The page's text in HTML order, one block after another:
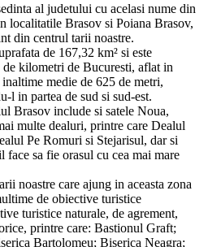
al judetului cu acelasi nume din
localitatile Brasov si Poiana Brasov,
din centrul tarii noastre.
de 167,32 km² si este
kilometri de Bucuresti, aflat in
medie de 625 de metri,
l in partea de sud si sud-est.
Brasov include si satele Noua,
multe dealuri, printre care Dealul
Pe Romuri si Stejarisul, dar si
face sa fie orasul cu cea mai mare
noastre care ajung in aceasta zona
de obiective turistice
turistice naturale, de agrement,
printre care: Bastionul Graft;
Bartolomeu; Biserica Neagra;